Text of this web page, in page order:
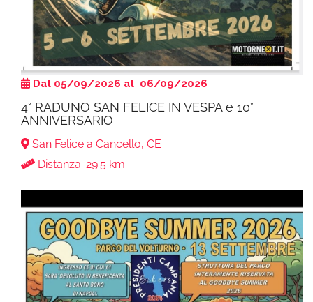
Dal 05/09/2026 al 06/09/2026
4° RADUNO SAN FELICE IN VESPA e 10°
ANNIVERSARIO
San Felice a Cancello, CE
Distanza: 29.5 km